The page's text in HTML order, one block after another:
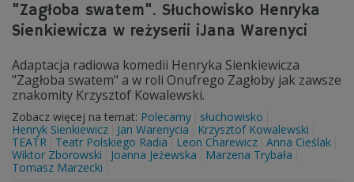
"Zagłoba swatem". Słuchowisko Henryka
Sienkiewicza w reżyserii iJana Warenyci
Adaptacja radiowa komedii Henryka Sienkiewicza
"Zagłoba swatem" a w roli Onufrego Zagłoby jak zawsze
znakomity Krzysztof Kowalewski.
Zobacz więcej na temat: Polecamy
słuchowisko
Henryk Sienkiewicz
Jan Warenycia
Krzysztof Kowalewski
TEATR
Teatr Polskiego Radia Leon Charewicz Anna Cieślak
Wiktor Zborowski
Joanna Jeżewska
Marzena Trybała
Tomasz Marzecki